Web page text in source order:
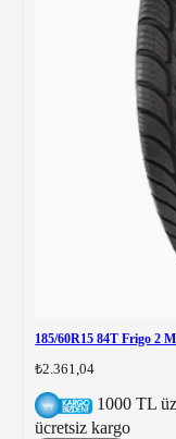
185/60R15 84T Frigo 2
₺2.361,04
1000 TL
ücretsiz kargo